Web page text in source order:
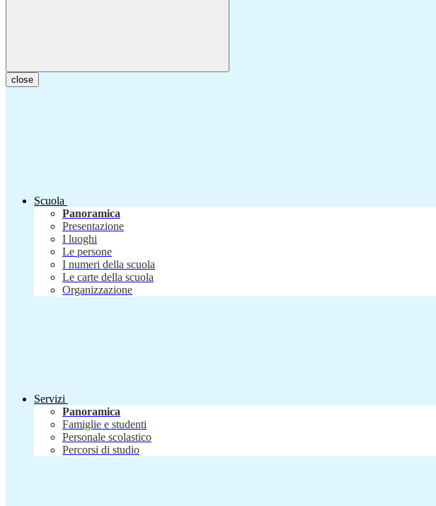
close
Scuola
Panoramica
Presentazione
I luoghi
Le persone
I numeri della scuola
Le carte della scuola
Organizzazione
Servizi
Panoramica
Famiglie e studenti
Personale scolastico
Percorsi di studio